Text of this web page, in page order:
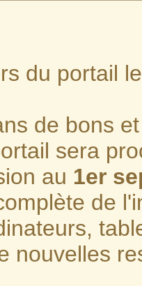
du portail
de bons
sera
au 1er
de
nouvelles